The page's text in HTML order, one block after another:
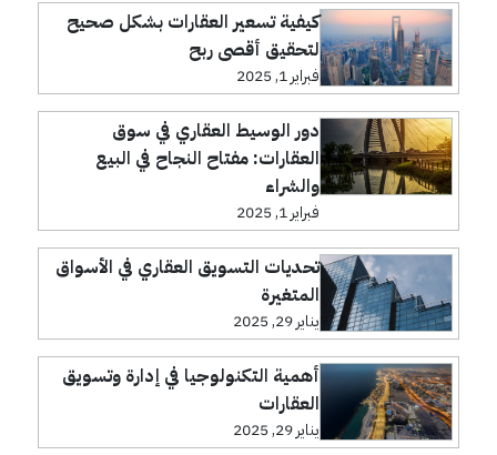
كيفية تسعير العقارات بشكل صحيح
لتحقيق أقصى ربح
فبراير 1, 2025
دور الوسيط العقاري في سوق
العقارات: مفتاح النجاح في البيع
والشراء
فبراير 1, 2025
تحديات التسويق العقاري في الأسواق
المتغيرة
يناير 29, 2025
أهمية التكنولوجيا في إدارة وتسويق
العقارات
يناير 29, 2025